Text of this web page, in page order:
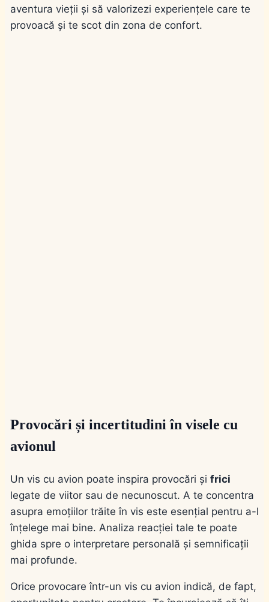
aventura vieții și să valorizezi experiențele care te
provoacă și te scot din zona de confort.
Provocări și incertitudini în visele cu
avionul
Un vis cu avion poate inspira provocări și frici
legate de viitor sau de necunoscut. A te concentra
asupra emoțiilor trăite în vis este esențial pentru a-l
înțelege mai bine. Analiza reacției tale te poate
ghida spre o interpretare personală și semnificații
mai profunde.
Orice provocare într-un vis cu avion indică, de fapt,